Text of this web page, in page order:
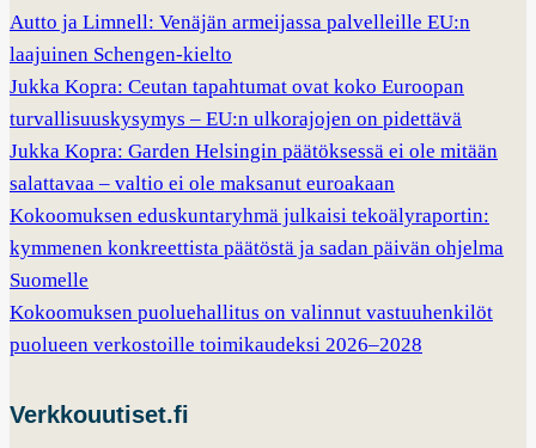
Autto ja Limnell: Venäjän armeijassa palvelleille EU:n
laajuinen Schengen-kielto
Jukka Kopra: Ceutan tapahtumat ovat koko Euroopan
turvallisuuskysymys – EU:n ulkorajojen on pidettävä
Jukka Kopra: Garden Helsingin päätöksessä ei ole mitään
salattavaa – valtio ei ole maksanut euroakaan
Kokoomuksen eduskuntaryhmä julkaisi tekoälyraportin:
kymmenen konkreettista päätöstä ja sadan päivän ohjelma
Suomelle
Kokoomuksen puoluehallitus on valinnut vastuuhenkilöt
puolueen verkostoille toimikaudeksi 2026–2028
Verkkouutiset.fi